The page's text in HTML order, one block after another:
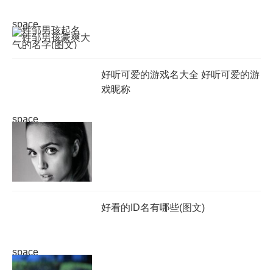
space
space
好听可爱的游戏名大全 好听可爱的游
戏昵称
space
好看的ID名有哪些(图文)